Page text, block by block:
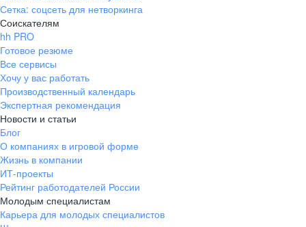
Сетка: соцсеть для нетворкинга
Соискателям
hh PRO
Готовое резюме
Все сервисы
Хочу у вас работать
Производственный календарь
Экспертная рекомендация
Новости и статьи
Блог
О компаниях в игровой форме
Жизнь в компании
ИТ-проекты
Рейтинг работодателей России
Молодым специалистам
Карьера для молодых специалистов